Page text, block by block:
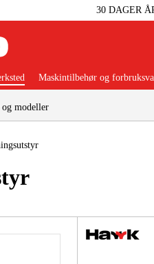
30 DAGER
Maskintilbehør og